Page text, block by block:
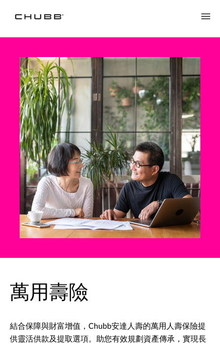
萬用壽險
結合保障與財富增值，Chubb安達人壽的萬用人壽保險提
供靈活供款及提取選項。助您有效規劃資產傳承，實現長